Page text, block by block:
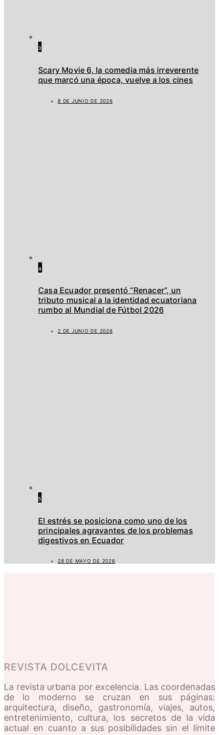
3
Scary Movie 6, la comedia más irreverente
que marcó una época, vuelve a los cines
8 DE JUNIO DE 2026
4
Casa Ecuador presentó “Renacer”, un
tributo musical a la identidad ecuatoriana
rumbo al Mundial de Fútbol 2026
2 DE JUNIO DE 2026
5
El estrés se posiciona como uno de los
principales agravantes de los problemas
digestivos en Ecuador
28 DE MAYO DE 2026
REVISTA DOLCEVITA
La revista urbana por excelencia. Las coordenadas
de lo moderno se cruzan en sus páginas:
arquitectura, diseño, gastronomía, viajes, autos,
entretenimiento, cultura, los secretos de la vida
actual en cuanto a sus posibilidades sin el límite